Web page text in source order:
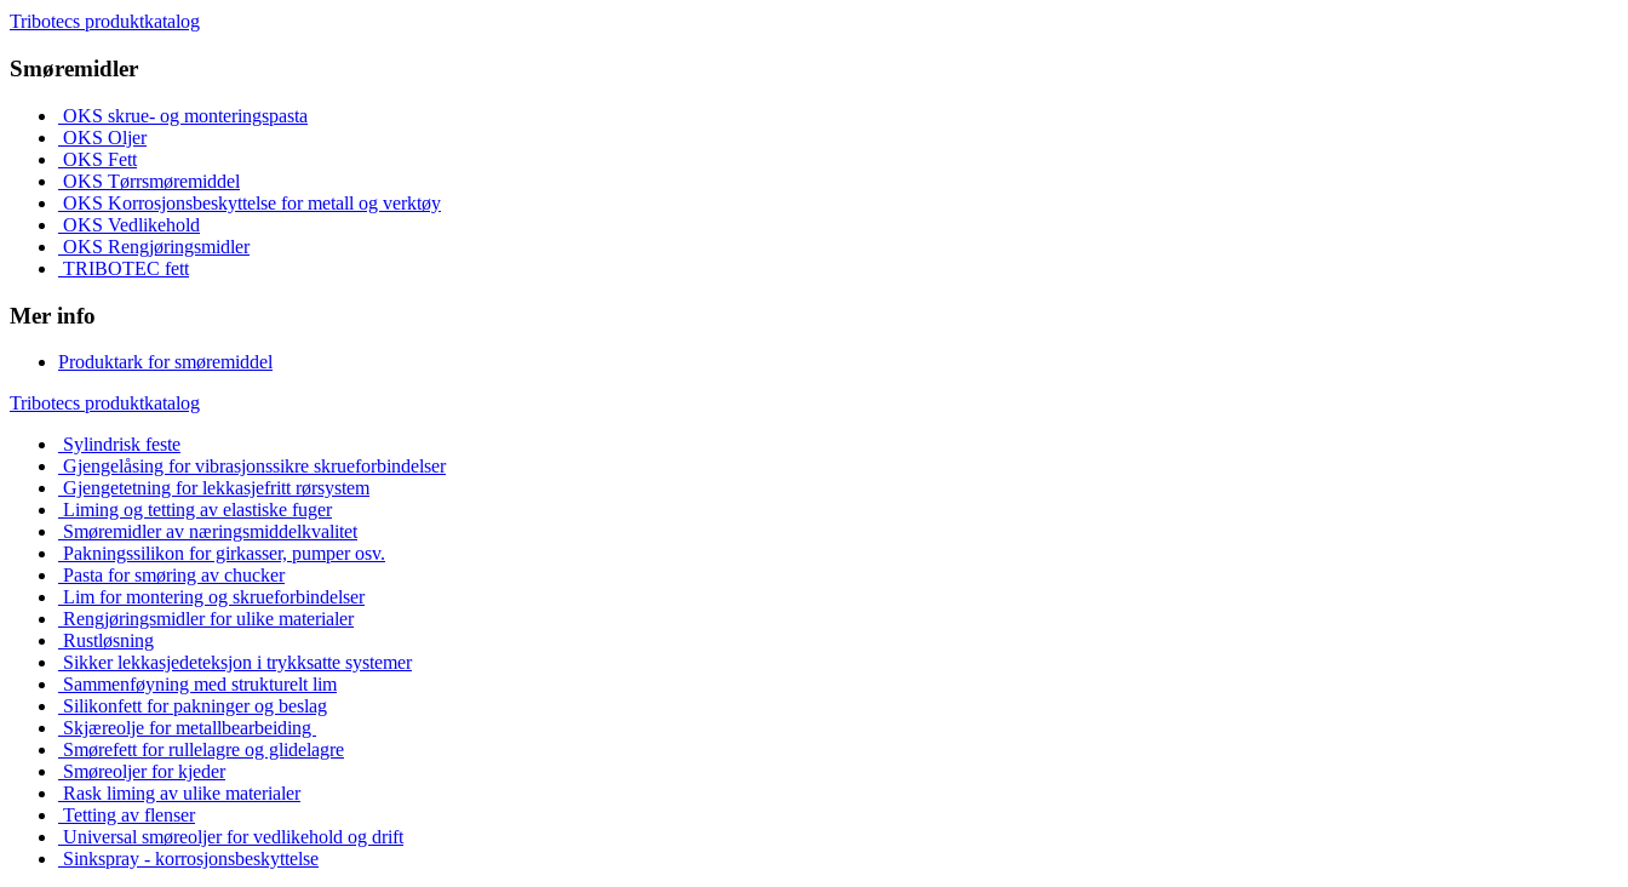
Tribotecs produktkatalog
Smøremidler
OKS skrue- og monteringspasta
OKS Oljer
OKS Fett
OKS Tørrsmøremiddel
OKS Korrosjonsbeskyttelse for metall og verktøy
OKS Vedlikehold
OKS Rengjøringsmidler
TRIBOTEC fett
Mer info
Produktark for smøremiddel
Tribotecs produktkatalog
Sylindrisk feste
Gjengelåsing for vibrasjonssikre skrueforbindelser
Gjengetetning for lekkasjefritt rørsystem
Liming og tetting av elastiske fuger
Smøremidler av næringsmiddelkvalitet
Pakningssilikon for girkasser, pumper osv.
Pasta for smøring av chucker
Lim for montering og skrueforbindelser
Rengjøringsmidler for ulike materialer
Rustløsning
Sikker lekkasjedeteksjon i trykksatte systemer
Sammenføyning med strukturelt lim
Silikonfett for pakninger og beslag
Skjæreolje for metallbearbeiding
Smørefett for rullelagre og glidelagre
Smøreoljer for kjeder
Rask liming av ulike materialer
Tetting av flenser
Universal smøreoljer for vedlikehold og drift
Sinkspray - korrosjonsbeskyttelse